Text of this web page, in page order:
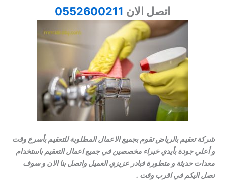
اتصل الان 0552600211
شركة تعقيم بالرياض تقوم بجميع الاعمال المطلوبة للتعقيم بأسرع وقت
و أعلي جودة بأيدي خبراء مخصصين في جميع اعمال التعقيم باستخدام
معدات حديثة و متطورة فبادر عزيزي العميل واتصل بنا الان و سوف
نصل اليكم في اقرب وقت .